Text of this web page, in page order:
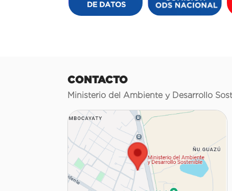
CONTACTO
Ministerio del Ambiente y Desarrollo